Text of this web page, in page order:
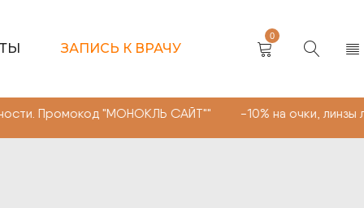
ЗАПИСЬ К ВРАЧУ
0
САЙТ"" -10% на очки, линзы